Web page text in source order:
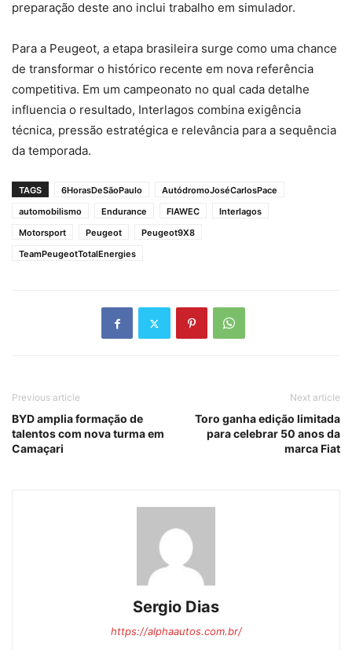
preparação deste ano inclui trabalho em simulador.
Para a Peugeot, a etapa brasileira surge como uma chance
de transformar o histórico recente em nova referência
competitiva. Em um campeonato no qual cada detalhe
influencia o resultado, Interlagos combina exigência
técnica, pressão estratégica e relevância para a sequência
da temporada.
TAGS 6HorasDeSãoPaulo
AutódromoJoséCarlosPace
automobilismo
Endurance FIAWEC
Interlagos
Motorsport
Peugeot
Peugeot9X8
TeamPeugeotTotalEnergies
Previous article
BYD amplia formação de
talentos com nova turma em
Camaçari
Next article
Toro ganha edição limitada
para celebrar 50 anos da
marca Fiat
Sergio Dias
https://alphaautos.com.br/